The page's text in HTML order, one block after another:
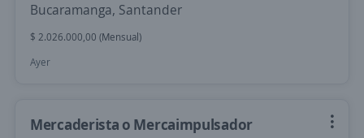
Bucaramanga, Santander
$ 2.026.000,00 (Mensual)
Ayer
Mercaderista o Mercaimpulsador